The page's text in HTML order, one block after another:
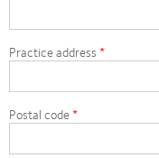
Practice address
Postal code